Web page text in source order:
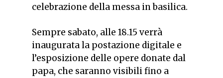
celebrazione della messa in basilica.
Sempre sabato, alle 18.15 verrà
inaugurata la postazione digitale e
l’esposizione delle opere donate dal
papa, che saranno visibili fino a